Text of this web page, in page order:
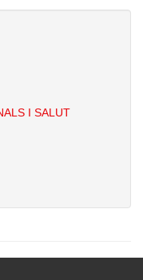
I SALUT